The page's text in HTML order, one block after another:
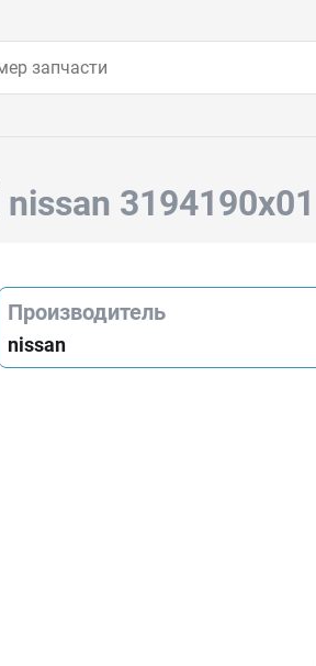
nissan 3194190x01
Производитель
nissan